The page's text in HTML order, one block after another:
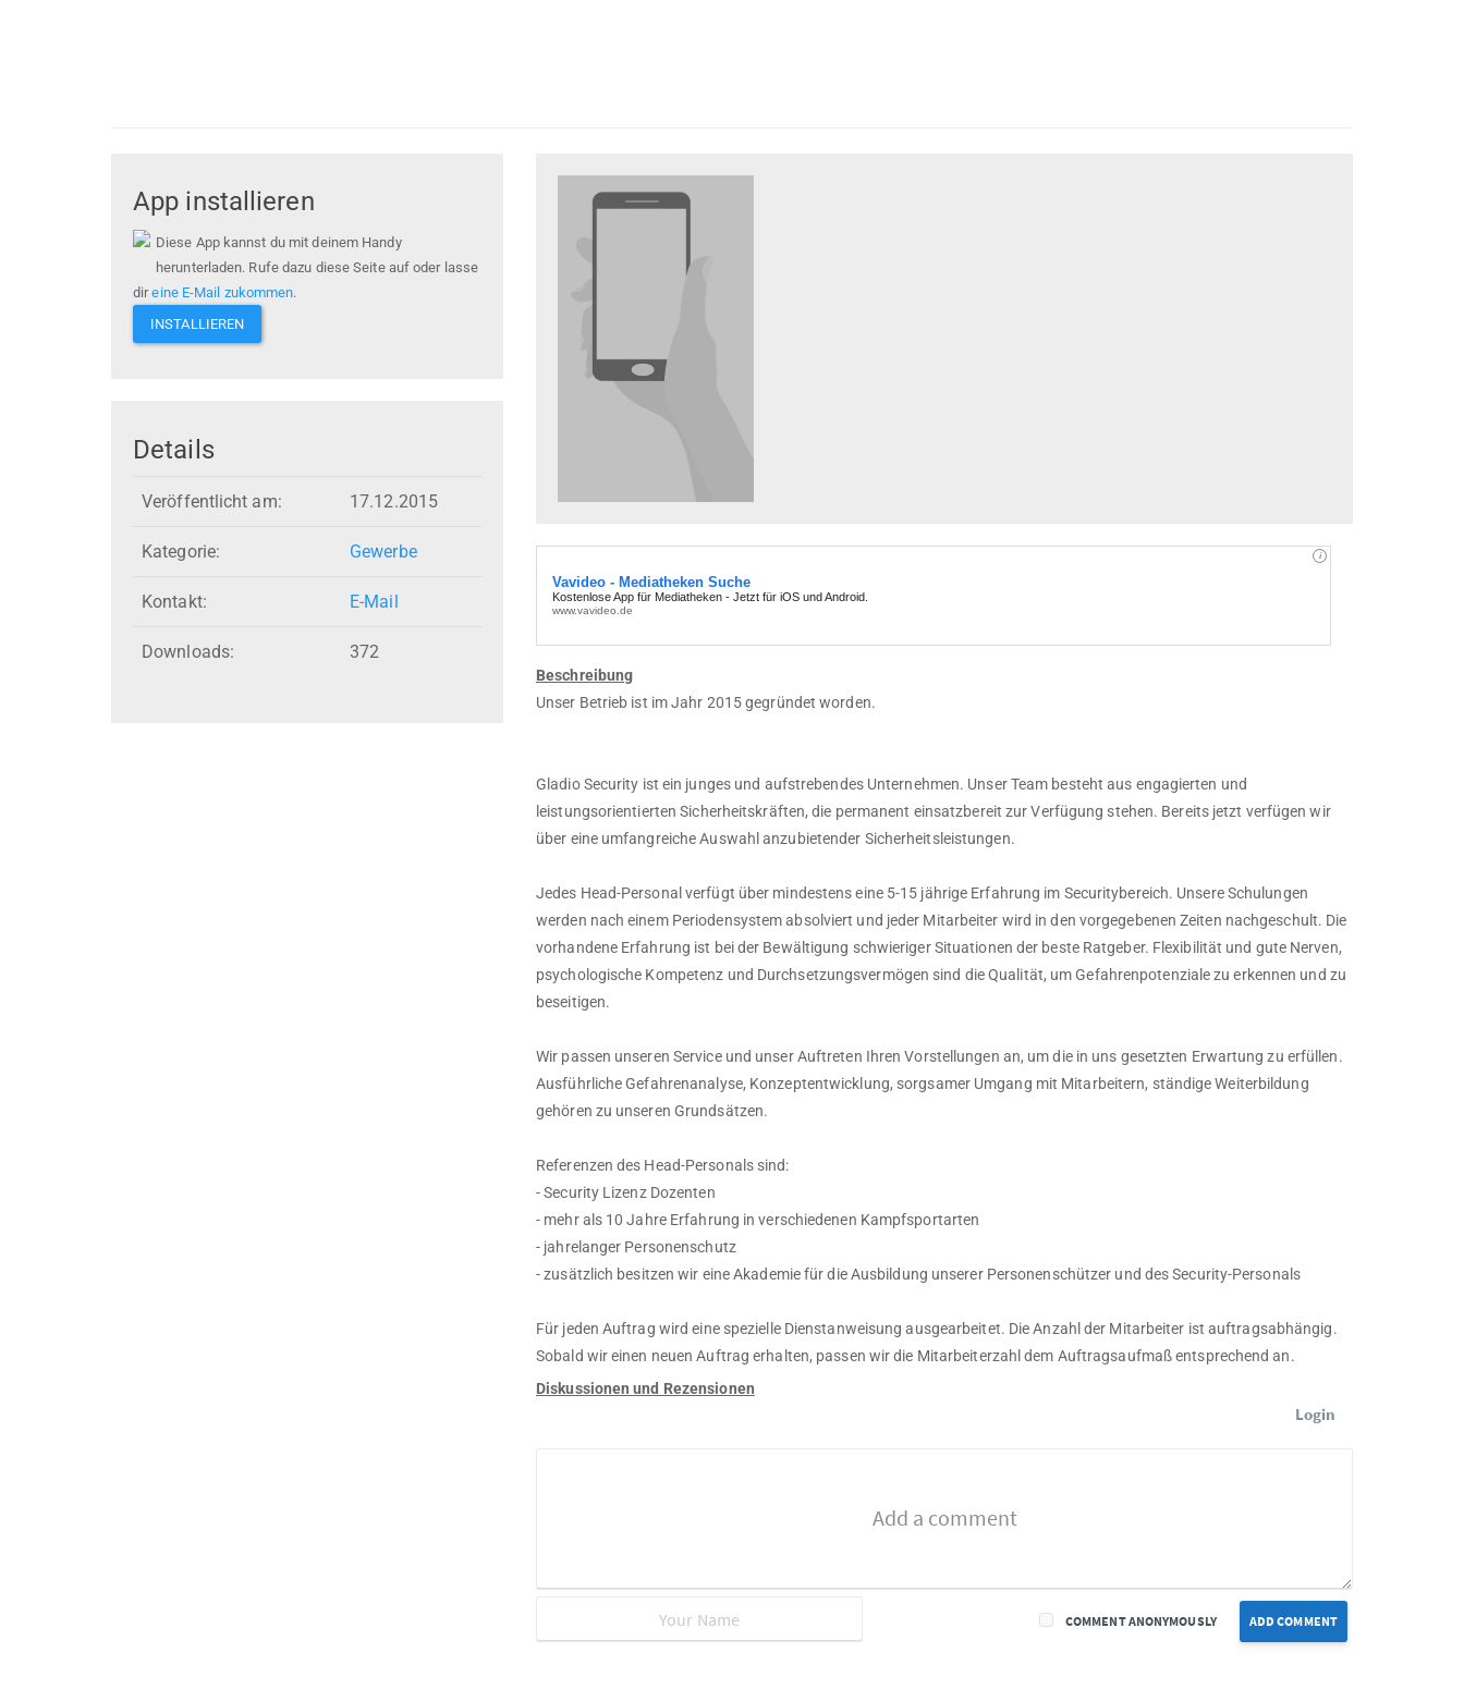
App installieren
Diese App kannst du mit deinem Handy
herunterladen. Rufe dazu diese Seite auf oder lasse
direine E-Mail zukommen.
INSTALLIEREN
Details
Veröffentlicht am: 17.12.2015
Kategorie: Gewerbe
Kontakt: E-Mail
Downloads: 372
Beschreibung
Unser Betrieb ist im Jahr 2015 gegründet worden.
Gladio Security ist ein junges und aufstrebendes Unternehmen. Unser Team besteht aus engagierten und
leistungsorientierten Sicherheitskräften, die permanent einsatzbereit zur Verfügung stehen. Bereits jetzt verfügen wir
über eine umfangreiche Auswahl anzubietender Sicherheitsleistungen.
Jedes Head-Personal verfügt über mindestens eine 5-15 jährige Erfahrung im Securitybereich. Unsere Schulungen
werden nach einem Periodensystem absolviert und jeder Mitarbeiter wird in den vorgegebenen Zeiten nachgeschult. Die
vorhandene Erfahrung ist bei der Bewältigung schwieriger Situationen der beste Ratgeber. Flexibilität und gute Nerven,
psychologische Kompetenz und Durchsetzungsvermögen sind die Qualität, um Gefahrenpotenziale zu erkennen und zu
beseitigen.
Wir passen unseren Service und unser Auftreten Ihren Vorstellungen an, um die in uns gesetzten Erwartung zu erfüllen.
Ausführliche Gefahrenanalyse, Konzeptentwicklung, sorgsamer Umgang mit Mitarbeitern, ständige Weiterbildung
gehören zu unseren Grundsätzen.
Referenzen des Head-Personals sind:
- Security Lizenz Dozenten
- mehr als 10 Jahre Erfahrung in verschiedenen Kampfsportarten
- jahrelanger Personenschutz
- zusätzlich besitzen wir eine Akademie für die Ausbildung unserer Personenschützer und des Security-Personals
Für jeden Auftrag wird eine spezielle Dienstanweisung ausgearbeitet. Die Anzahl der Mitarbeiter ist auftragsabhängig.
Sobald wir einen neuen Auftrag erhalten, passen wir die Mitarbeiterzahl dem Auftragsaufmaß entsprechend an.
Diskussionen und Rezensionen
Login
ADD COMMENT
COMMENT ANONYMOUSLY